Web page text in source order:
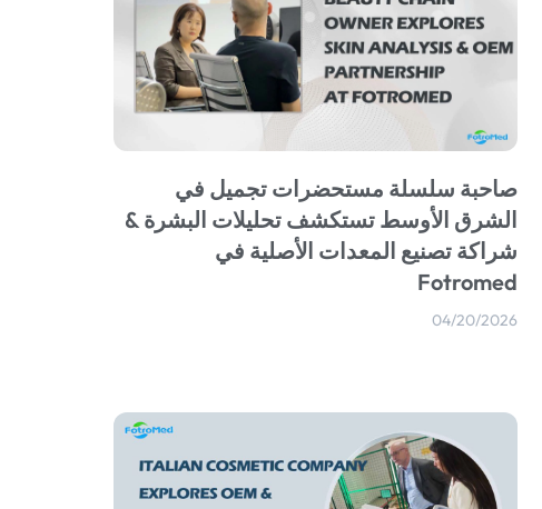
صاحبة سلسلة مستحضرات تجميل في
الشرق الأوسط تستكشف تحليلات البشرة &
شراكة تصنيع المعدات الأصلية في
Fotromed
04/20/2026